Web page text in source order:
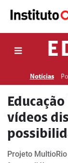
Notícias
vídeos
Projeto